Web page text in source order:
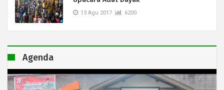
13 Agu 2017 6200
Agenda